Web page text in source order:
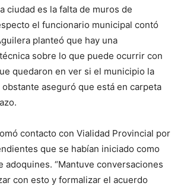
ciudad es la falta de muros de
el funcionario municipal contó
planteó que hay una
sobre lo que puede ocurrir con
quedaron en ver si el municipio la
obstante aseguró que está en carpeta
contacto con Vialidad Provincial por
que se habían iniciado como
adoquines. “Mantuve conversaciones
con esto y formalizar el acuerdo